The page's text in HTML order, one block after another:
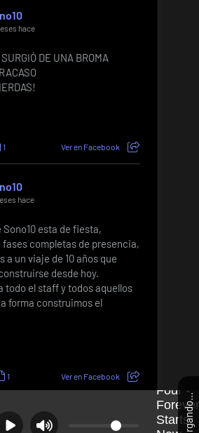
hace
DE UNA BROMA
1 Ver en Facebook
hace
esta de fiesta,
fases completas de presencia,
a un viaje de 10 años que
desde hoy.
todo el staff y todos aquellos
forma construimos el
1 Ver en Facebook
Cargando...